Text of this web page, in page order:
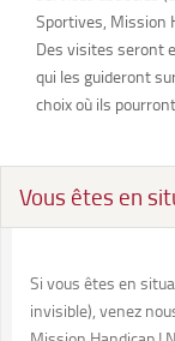
Sportives, Mission
Des visites seront
qui les guideront
choix où ils
Vous êtes en
Si vous êtes en
invisible), venez